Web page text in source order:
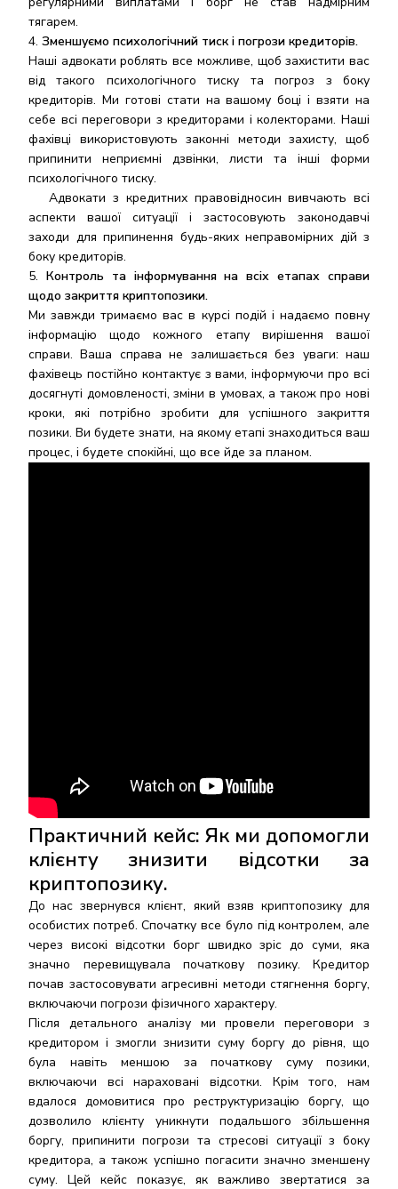
тягарем.
Зменшуємо психологічний тиск і погрози кредиторів.
Наші адвокати роблять все можливе, щоб захистити вас
від такого психологічного тиску та погроз з боку
кредиторів. Ми готові стати на вашому боці і взяти на
себе всі переговори з кредиторами і колекторами. Наші
фахівці використовують законні методи захисту, щоб
припинити неприємні дзвінки, листи та інші форми
психологічного тиску.
Адвокати з кредитних правовідносин вивчають всі
аспекти вашої ситуації і застосовують законодавчі
заходи для припинення будь-яких неправомірних дій з
боку кредиторів.
Контроль та інформування на всіх етапах справи
щодо закриття криптопозики.
Ми завжди тримаємо вас в курсі подій і надаємо повну
інформацію щодо кожного етапу вирішення вашої
справи. Ваша справа не залишається без уваги: наш
фахівець постійно контактує з вами, інформуючи про всі
досягнуті домовленості, зміни в умовах, а також про нові
кроки, які потрібно зробити для успішного закриття
позики. Ви будете знати, на якому етапі знаходиться ваш
процес, і будете спокійні, що все йде за планом.
Практичний кейс: Як ми допомогли
клієнту знизити відсотки за
криптопозику.
До нас звернувся клієнт, який взяв криптопозику для
особистих потреб. Спочатку все було під контролем, але
через високі відсотки борг швидко зріс до суми, яка
значно перевищувала початкову позику. Кредитор
почав застосовувати агресивні методи стягнення боргу,
включаючи погрози фізичного характеру.
Після детального аналізу ми провели переговори з
кредитором і змогли знизити суму боргу до рівня, що
була навіть меншою за початкову суму позики,
включаючи всі нараховані відсотки. Крім того, нам
вдалося домовитися про реструктуризацію боргу, що
дозволило клієнту уникнути подальшого збільшення
боргу, припинити погрози та стресові ситуації з боку
кредитора, а також успішно погасити значно зменшену
суму. Цей кейс показує, як важливо звертатися за